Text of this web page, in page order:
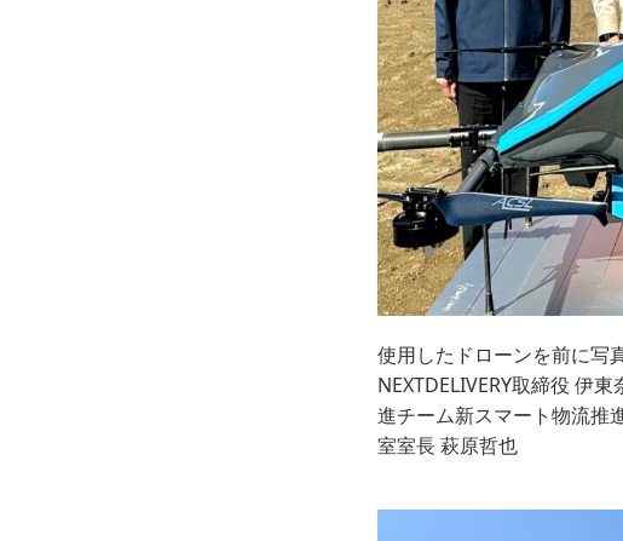
使用したドローンを前に写
NEXTDELIVERY取締役 伊
進チーム新スマート物流推
室室長 萩原哲也